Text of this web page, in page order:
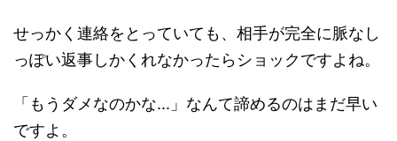
せっかく連絡をとっていても、相手が完全に脈なし
っぽい返事しかくれなかったらショックですよね。
「もうダメなのかな...」なんて諦めるのはまだ早い
ですよ。